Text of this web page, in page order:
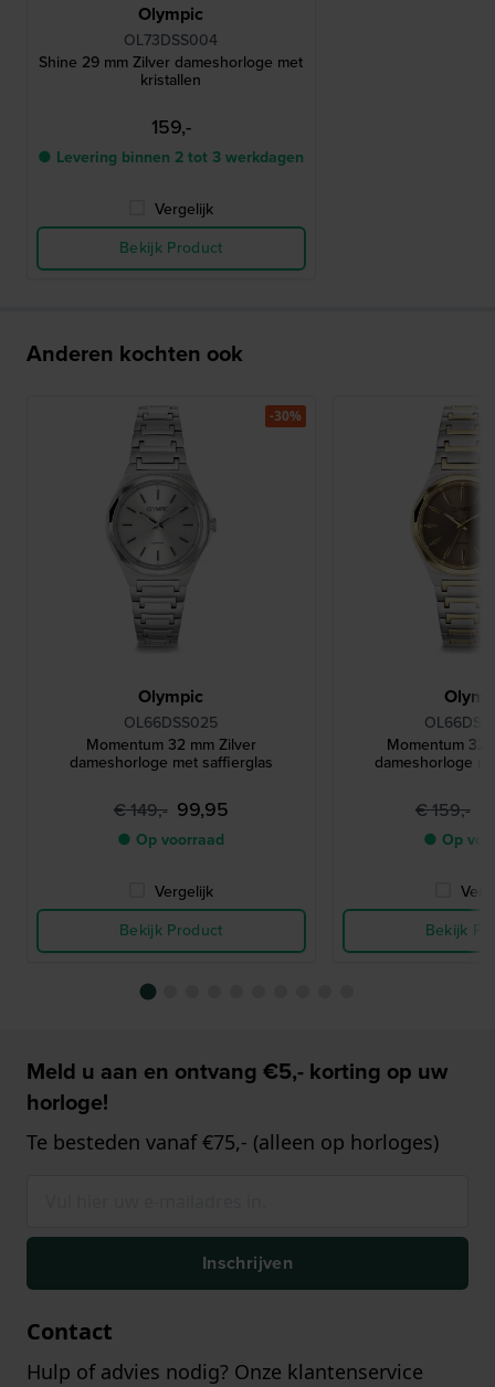
Olympic
OL73DSS004
Shine 29 mm Zilver dameshorloge met
kristallen
159,-
● Levering binnen 2 tot 3 werkdagen
Vergelijk
Bekijk Product
Anderen kochten ook
Olympic
OL66DSS025
Momentum 32 mm Zilver
dameshorloge met saffierglas
€ 149,- 99,95
● Op voorraad
Vergelijk
Bekijk Product
-30%
Momentum 32
dameshorloge
€ 159,-
● Op
Bekijk
Meld u aan en ontvang €5,- korting op uw
horloge!
Te besteden vanaf €75,- (alleen op horloges)
Inschrijven
Contact
Hulp of advies nodig? Onze klantenservice